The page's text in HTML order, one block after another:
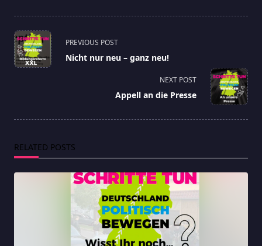
<span
class="nav-
subtitle
PREVIOUS POST
Nicht nur neu – ganz neu!
NEXT POST
Appell an die Presse
RELATED POSTS